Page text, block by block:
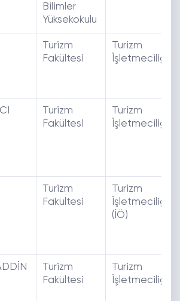
Bilimler
Yüksekokulu
Turizm
Fakültesi
Turizm
İşletmeciliği
Turizm
Fakültesi
Turizm
İşletmeciliği
Turizm
Fakültesi
Turizm
İşletmeciliği
(İÖ)
Turizm
Fakültesi
Turizm
İşletmeciliği